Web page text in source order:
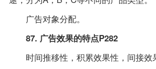
广告对象分配。
87. 广告效果的特点P282
时间推移性，积累效果性，间接效